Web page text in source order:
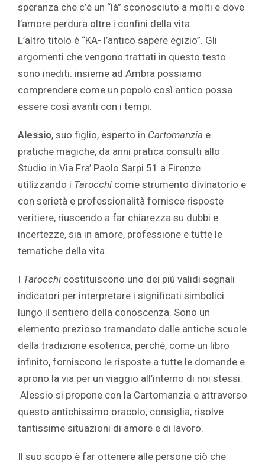
speranza che c’è un “là” sconosciuto a molti e dove
l’amore perdura oltre i confini della vita.
L’altro titolo è “KA- l’antico sapere egizio”. Gli
argomenti che vengono trattati in questo testo
sono inediti: insieme ad Ambra possiamo
comprendere come un popolo così antico possa
essere così avanti con i tempi.
Alessio, suo figlio, esperto in Cartomanzia e
pratiche magiche, da anni pratica consulti allo
Studio in Via Fra’ Paolo Sarpi 51 a Firenze.
utilizzando i Tarocchi come strumento divinatorio e
con serietà e professionalità fornisce risposte
veritiere, riuscendo a far chiarezza su dubbi e
incertezze, sia in amore, professione e tutte le
tematiche della vita.
I Tarocchi costituiscono uno dei più validi segnali
indicatori per interpretare i significati simbolici
lungo il sentiero della conoscenza. Sono un
elemento prezioso tramandato dalle antiche scuole
della tradizione esoterica, perché, come un libro
infinito, forniscono le risposte a tutte le domande e
aprono la via per un viaggio all’interno di noi stessi.
Alessio si propone con la Cartomanzia e attraverso
questo antichissimo oracolo, consiglia, risolve
tantissime situazioni di amore e di lavoro.
Il suo scopo è far ottenere alle persone ciò che